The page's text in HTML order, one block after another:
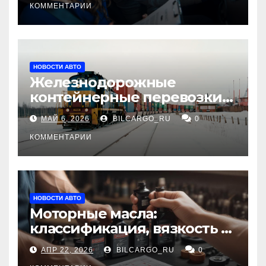
КОММЕНТАРИИ
НОВОСТИ АВТО
Железнодорожные
контейнерные перевозки
из Китая в Россию:
маршруты, сроки и
требования
МАЙ 6, 2026 BILCARGO_RU 0
КОММЕНТАРИИ
НОВОСТИ АВТО
Моторные масла:
классификация, вязкость и
рекомендации по выбору
для различных типов
АПР 22, 2026 BILCARGO_RU 0